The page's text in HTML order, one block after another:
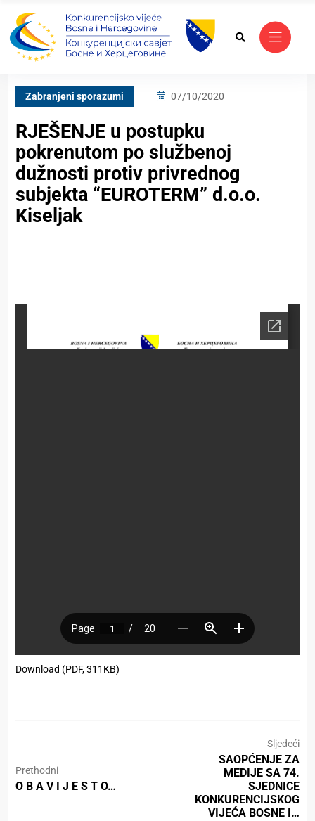
Zabranjeni sporazumi 07/10/2020
RJEŠENJE u postupku
pokrenutom po službenoj
dužnosti protiv privrednog
subjekta “EUROTERM” d.o.o.
Kiseljak
Download (PDF, 311KB)
Prethodni
O B A V I J E S T O…
Sljedeći
SAOPĆENJE ZA
MEDIJE SA 74.
SJEDNICE
KONKURENCIJSKOG
VIJEĆA BOSNE I…